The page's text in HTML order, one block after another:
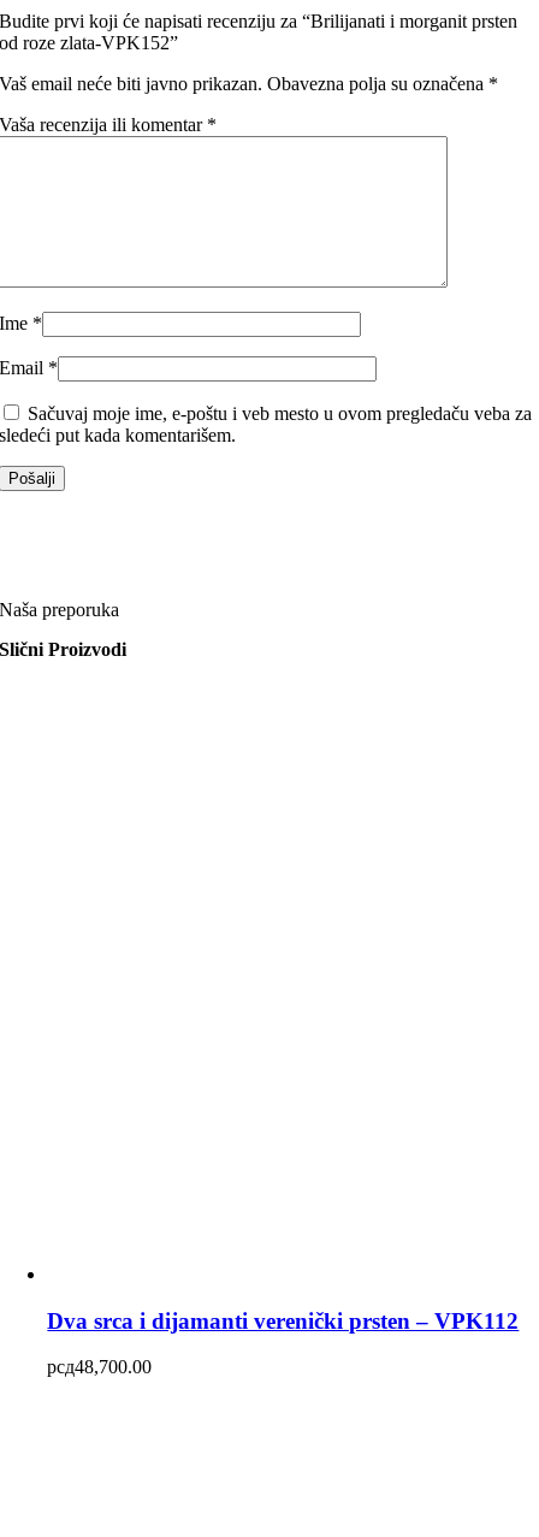
Budite prvi koji će napisati recenziju za “Brilijanati i morganit prsten
od roze zlata-VPK152”
Vaš email neće biti javno prikazan. Obavezna polja su označena *
Vaša recenzija ili komentar *
Ime *
Email *
Sačuvaj moje ime, e-poštu i veb mesto u ovom pregledaču veba za
sledeći put kada komentarišem.
Naša preporuka
Slični Proizvodi
Dva srca i dijamanti verenički prsten – VPK112
рсд48,700.00